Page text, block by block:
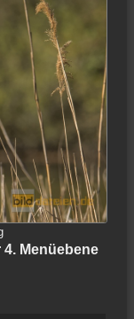
Menüebene